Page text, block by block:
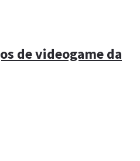
de videogame da